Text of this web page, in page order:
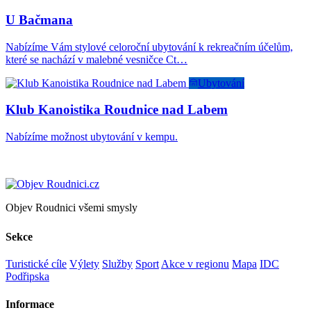
U Bačmana
Nabízíme Vám stylové celoroční ubytování k rekreačním účelům,
které se nachází v malebné vesničce Ct…
Ubytování
Klub Kanoistika Roudnice nad Labem
Nabízíme možnost ubytování v kempu.
Objev Roudnici všemi smysly
Sekce
Turistické cíle Výlety Služby SportAkce v regionu Mapa IDC
Podřipska
Informace